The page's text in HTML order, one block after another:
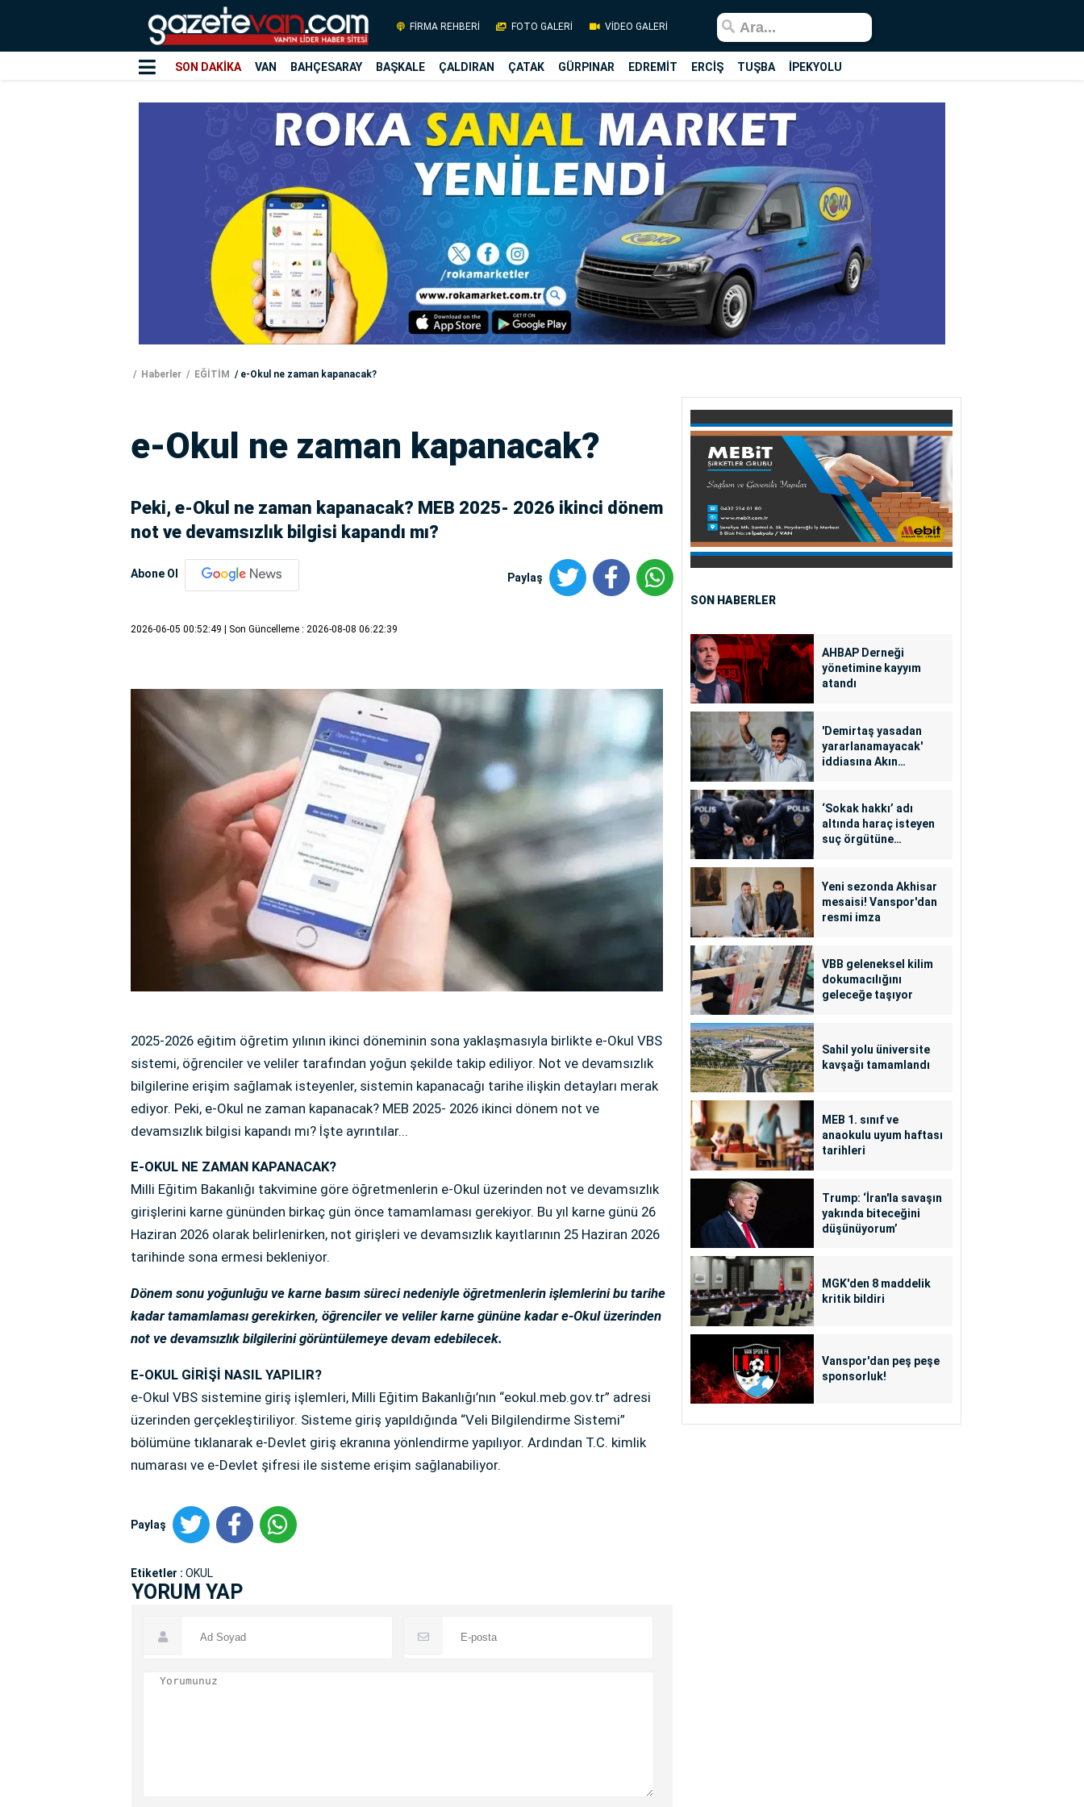
FİRMA REHBERİ FOTO GALERİ VİDEO GALERİ
SON DAKİKA VAN BAHÇESARAY BAŞKALE ÇALDIRAN ÇATAK GÜRPINAR EDREMİT ERCİŞ TUŞBA İPEKYOLU
Haberler EĞİTİM e-Okul ne zaman kapanacak?
e-Okul ne zaman kapanacak?
Peki, e-Okul ne zaman kapanacak? MEB 2025- 2026 ikinci dönem
not ve devamsızlık bilgisi kapandı mı?
Abone Ol Paylaş
2026-06-05 00:52:49 | Son Güncelleme : 2026-08-08 06:22:39
2025-2026 eğitim öğretim yılının ikinci döneminin sona yaklaşmasıyla birlikte e-Okul VBS
sistemi, öğrenciler ve veliler tarafından yoğun şekilde takip ediliyor. Not ve devamsızlık
bilgilerine erişim sağlamak isteyenler, sistemin kapanacağı tarihe ilişkin detayları merak
ediyor. Peki, e-Okul ne zaman kapanacak? MEB 2025- 2026 ikinci dönem not ve
devamsızlık bilgisi kapandı mı? İşte ayrıntılar...
E-OKUL NE ZAMAN KAPANACAK?
Milli Eğitim Bakanlığı takvimine göre öğretmenlerin e-Okul üzerinden not ve devamsızlık
girişlerini karne gününden birkaç gün önce tamamlaması gerekiyor. Bu yıl karne günü 26
Haziran 2026 olarak belirlenirken, not girişleri ve devamsızlık kayıtlarının 25 Haziran 2026
tarihinde sona ermesi bekleniyor.
Dönem sonu yoğunluğu ve karne basım süreci nedeniyle öğretmenlerin işlemlerini bu tarihe
kadar tamamlaması gerekirken, öğrenciler ve veliler karne gününe kadar e-Okul üzerinden
not ve devamsızlık bilgilerini görüntülemeye devam edebilecek.
E-OKUL GİRİŞİ NASIL YAPILIR?
e-Okul VBS sistemine giriş işlemleri, Milli Eğitim Bakanlığı’nın “eokul.meb.gov.tr” adresi
üzerinden gerçekleştiriliyor. Sisteme giriş yapıldığında “Veli Bilgilendirme Sistemi”
bölümüne tıklanarak e-Devlet giriş ekranına yönlendirme yapılıyor. Ardından T.C. kimlik
numarası ve e-Devlet şifresi ile sisteme erişim sağlanabiliyor.
Paylaş
Etiketler : OKUL
YORUM YAP
SON HABERLER
AHBAP Derneği
yönetimine kayyım
atandı
'Demirtaş yasadan
yararlanamayacak'
iddiasına Akın
‘Sokak hakkı’ adı
altında haraç isteyen
suç örgütüne
Yeni sezonda Akhisar
mesaisi! Vanspor'dan
resmi imza
VBB geleneksel kilim
dokumacılığını
geleceğe taşıyor
Sahil yolu üniversite
kavşağı tamamlandı
MEB 1. sınıf ve
anaokulu uyum haftası
tarihleri
Trump: ‘İran'la savaşın
yakında biteceğini
düşünüyorum’
MGK'den 8 maddelik
kritik bildiri
Vanspor'dan peş peşe
sponsorluk!